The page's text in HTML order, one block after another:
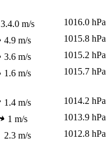
3.4.0 m/s
1016.0 hPa
4.9 m/s
1015.8 hPa
3.6 m/s
1015.2 hPa
1.6 m/s
1015.7 hPa
1.4 m/s
1014.2 hPa
1 m/s
1013.9 hPa
2.3 m/s
1012.8 hPa